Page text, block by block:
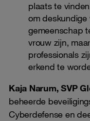
plaats te
om deskundige
gemeenschap
vrouw zijn,
professionals
erkend te
Kaja Narum, SVP
beheerde
Cyberdefense en